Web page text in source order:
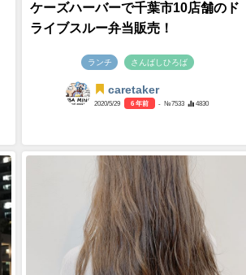
ケーズハーバーで千葉市10店舗のド
ライブスルー弁当販売！
ランチ さんばしひろば
caretaker
2020/5/29 6 年前 - №7533 4830